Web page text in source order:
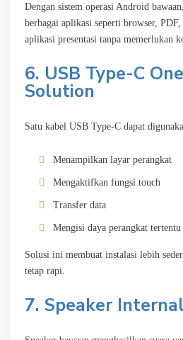
Dengan sistem operasi Android
berbagai aplikasi seperti browser,
aplikasi presentasi tanpa memerlukan
6. USB Type-C
Solution
Satu kabel USB Type-C dapat
Menampilkan layar perangkat
Mengaktifkan fungsi touch
Transfer data
Mengisi daya perangkat tertentu
Solusi ini membuat instalasi lebih
tetap rapi.
7. Speaker